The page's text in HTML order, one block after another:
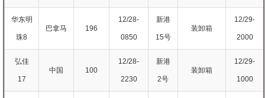
华东明
珠8
巴拿马 196
12/28-
0850
新港
15号
装卸箱
12/29-
2000
弘佳
17
中国 100
12/28-
2230
新港
2号
装卸箱
12/29-
1000